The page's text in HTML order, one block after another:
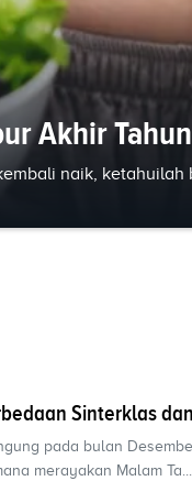
Akhir Tahun
naik, ketahuilah
Sinterklas
pada bulan
merayakan Malam Ta...